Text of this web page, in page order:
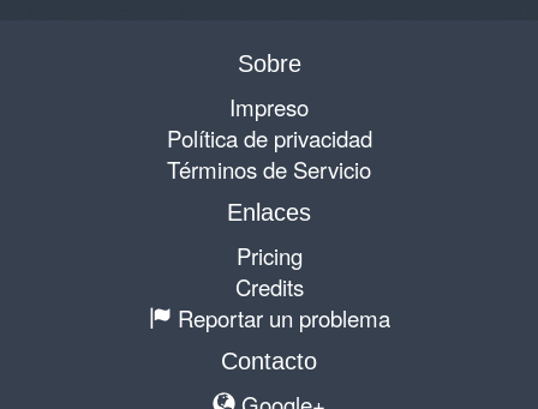
Sobre
Impreso
Política de privacidad
Términos de Servicio
Enlaces
Pricing
Credits
Reportar un problema
Contacto